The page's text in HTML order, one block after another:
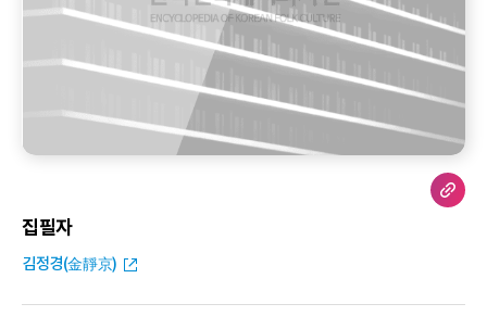
집필자
김정경(金靜京)